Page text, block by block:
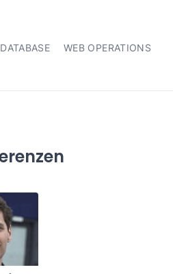
WEB OPERATIONS